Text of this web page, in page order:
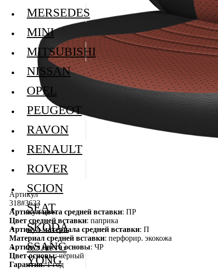
Артикул
318#3623
Артикул цвета средней вставки: ПР
Цвет средней вставки: паприка
Артикул материала средней вставки: П
Материал средней вставки: перфорир. экокожа
Артикул цвета основы: ЧР
Цвет основы: чёрный
Гарантия: 1 год
MERSEDES
MINI
MITSUBISHI
NISSAN
OPEL
PEUGEOT
RAVON
RENAULT
ROVER
SCION
SEAT
SKODA
SSANG
YONG